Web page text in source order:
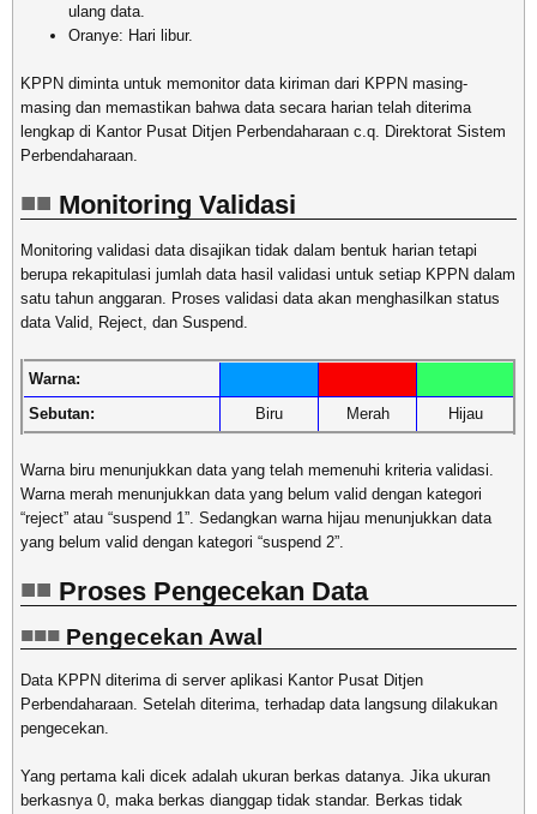
ulang data.
Oranye: Hari libur.
KPPN diminta untuk memonitor data kiriman dari KPPN masing-
masing dan memastikan bahwa data secara harian telah diterima
lengkap di Kantor Pusat Ditjen Perbendaharaan c.q. Direktorat Sistem
Perbendaharaan.
Monitoring Validasi
Monitoring validasi data disajikan tidak dalam bentuk harian tetapi
berupa rekapitulasi jumlah data hasil validasi untuk setiap KPPN dalam
satu tahun anggaran. Proses validasi data akan menghasilkan status
data Valid, Reject, dan Suspend.
Warna:
Sebutan:
Biru Merah Hijau
Warna biru menunjukkan data yang telah memenuhi kriteria validasi.
Warna merah menunjukkan data yang belum valid dengan kategori
“reject” atau “suspend 1”. Sedangkan warna hijau menunjukkan data
yang belum valid dengan kategori “suspend 2”.
Proses Pengecekan Data
Pengecekan Awal
Data KPPN diterima di server aplikasi Kantor Pusat Ditjen
Perbendaharaan. Setelah diterima, terhadap data langsung dilakukan
pengecekan.
Yang pertama kali dicek adalah ukuran berkas datanya. Jika ukuran
berkasnya 0, maka berkas dianggap tidak standar. Berkas tidak